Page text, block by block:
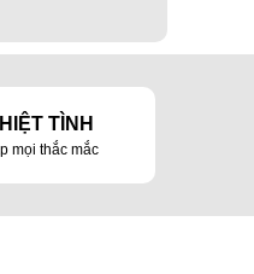
TÌNH
mọi thắc mắc